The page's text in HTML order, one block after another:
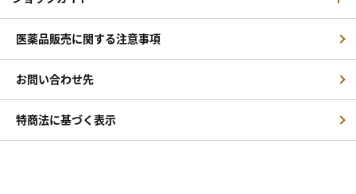
医薬品販売に関する注意事項
お問い合わせ先
特商法に基づく表示